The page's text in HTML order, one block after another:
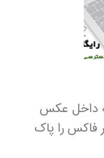
که داخل عکس
فاکس را پاک